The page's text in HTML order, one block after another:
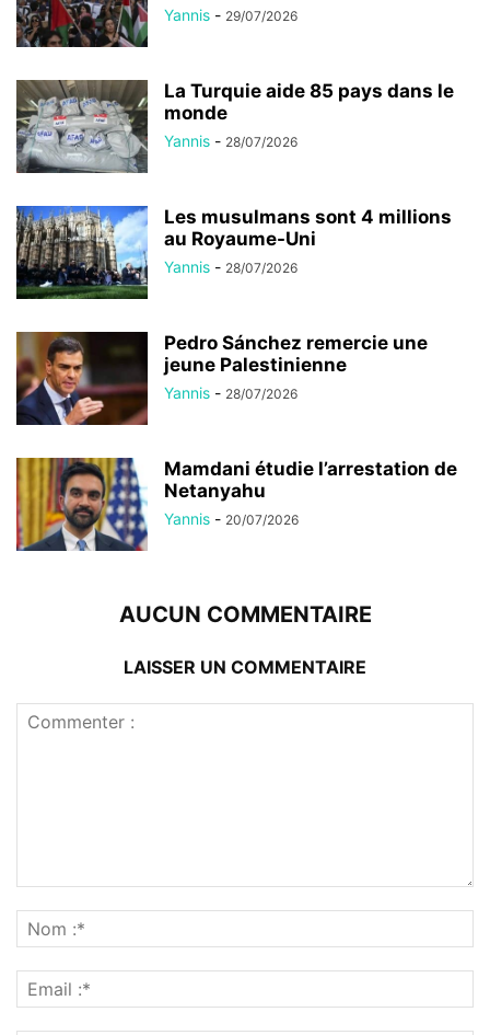
Yannis - 29/07/2026
La Turquie aide 85 pays dans le
monde
Yannis - 28/07/2026
Les musulmans sont 4 millions
au Royaume-Uni
Yannis - 28/07/2026
Pedro Sánchez remercie une
jeune Palestinienne
Yannis - 28/07/2026
Mamdani étudie l’arrestation de
Netanyahu
Yannis - 20/07/2026
AUCUN COMMENTAIRE
LAISSER UN COMMENTAIRE